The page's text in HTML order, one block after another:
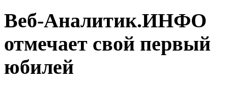
Веб-Аналитик.ИНФО
отмечает свой первый
юбилей